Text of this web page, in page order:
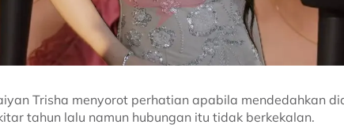
Trisha menyorot perhatian apabila mendedahkan
tahun lalu namun hubungan itu tidak berkekalan.